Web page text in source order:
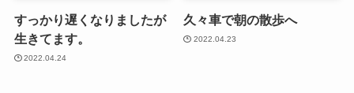
すっかり遅くなりましたが
生きてます。
2022.04.24
久々車で朝の散歩へ
2022.04.23